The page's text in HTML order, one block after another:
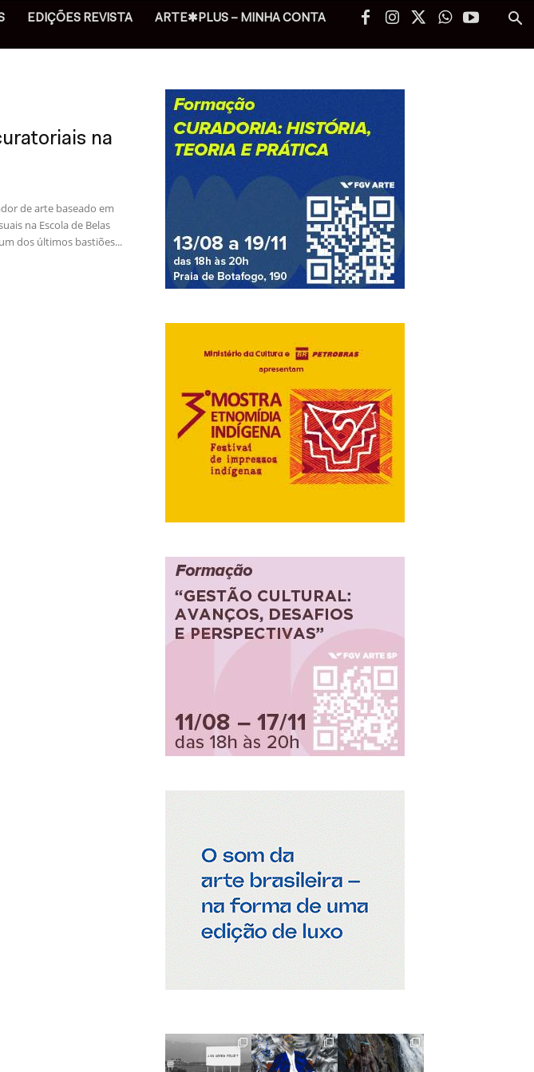
EDIÇÕES REVISTA ARTE✱PLUS – MINHA CONTA
na
de arte baseado em
na Escola de Belas
dos últimos bastiões...